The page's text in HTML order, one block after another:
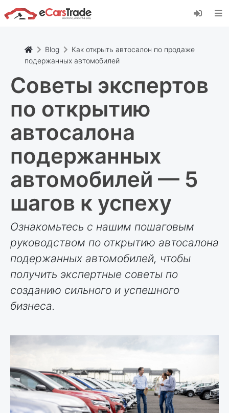
Установите веб-приложение eCarsTrade,
добавьте его на главный экран и получайте
Установить
Отмена
Blog
Как открыть автосалон по продаже
подержанных автомобилей
Советы экспертов
по открытию
автосалона
подержанных
автомобилей — 5
шагов к успеху
Ознакомьтесь с нашим пошаговым
руководством по открытию автосалона
подержанных автомобилей, чтобы
получить экспертные советы по
созданию сильного и успешного
бизнеса.